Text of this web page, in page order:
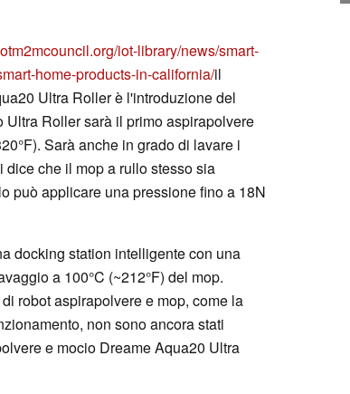
iot-library/news/smart-
home-products-in-california/il
Ultra Roller è l'introduzione del
Roller sarà il primo aspirapolvere
Sarà anche in grado di lavare i
dice che il mop a rullo stesso sia
può applicare una pressione fino a 18N
docking station intelligente con una
a 100°C (~212°F) del mop.
robot aspirapolvere e mop, come la
non sono ancora stati
e mocio Dreame Aqua20 Ultra